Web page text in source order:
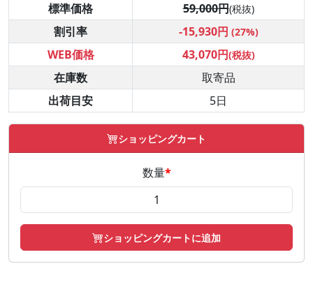
標準価格
59,000円(税抜)
割引率 -15,930円 (27%)
WEB価格 43,070円(税抜)
在庫数
取寄品
出荷目安
5日
ショッピングカート
数量*
ショッピングカートに追加